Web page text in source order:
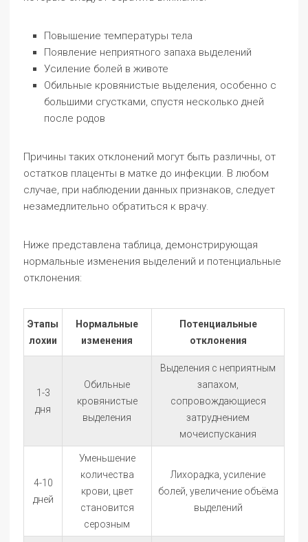
Повышение температуры тела
Появление неприятного запаха выделений
Усиление болей в животе
Обильные кровянистые выделения, особенно с
большими сгустками, спустя несколько дней
после родов
Причины таких отклонений могут быть различны, от
остатков плаценты в матке до инфекции. В любом
случае, при наблюдении данных признаков, следует
незамедлительно обратиться к врачу.
Ниже представлена таблица, демонстрирующая
нормальные изменения выделений и потенциальные
отклонения:
Этапы
лохии
Нормальные
изменения
Потенциальные
отклонения
1-3
дня
Обильные
кровянистые
выделения
Выделения с неприятным
запахом,
сопровождающиеся
затруднением
мочеиспускания
4-10
дней
Уменьшение
количества
крови, цвет
становится
серозным
Лихорадка, усиление
болей, увеличение объёма
выделений